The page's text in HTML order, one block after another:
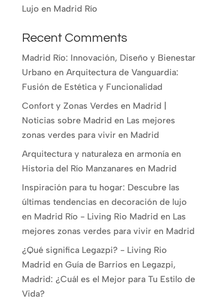
Lujo en Madrid Río
Recent Comments
Madrid Río: Innovación, Diseño y Bienestar
Urbano en Arquitectura de Vanguardia:
Fusión de Estética y Funcionalidad
Confort y Zonas Verdes en Madrid |
Noticias sobre Madrid en Las mejores
zonas verdes para vivir en Madrid
Arquitectura y naturaleza en armoníaen
Historia del Río Manzanares en Madrid
Inspiración para tu hogar: Descubre las
últimas tendencias en decoración de lujo
en Madrid Río - Living Rio Madrid en Las
mejores zonas verdes para vivir en Madrid
¿Qué significa Legazpi? - Living Rio
Madrid en Guía de Barrios en Legazpi,
Madrid: ¿Cuál es el Mejor para Tu Estilo de
Vida?